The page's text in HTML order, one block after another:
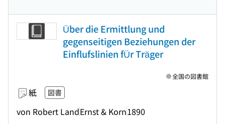
Über die Ermittlung und
gegenseitigen Beziehungen der
Einflufslinien fÜr Träger
紙 図書
von Robert LandErnst & Korn1890
全国の図書館